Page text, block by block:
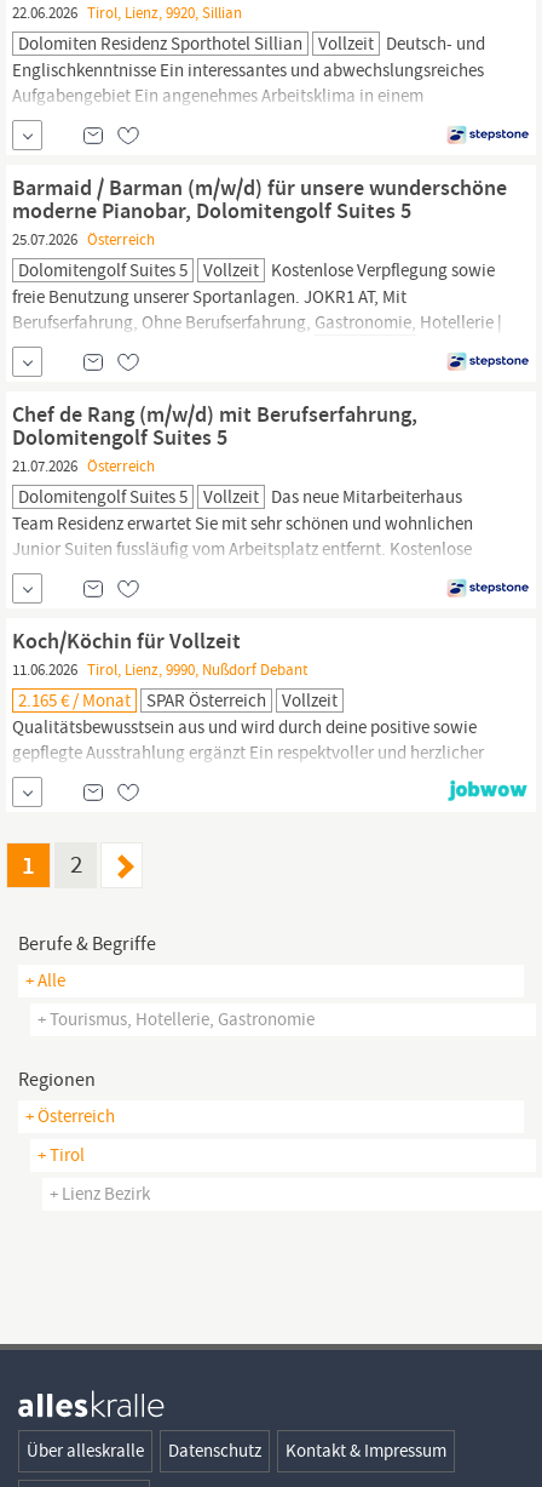
22.06.2026 Tirol, Lienz, 9920, Sillian
Dolomiten Residenz Sporthotel Sillian Vollzeit Deutsch- und
Englischkenntnisse Ein interessantes und abwechslungsreiches
Aufgabengebiet Ein angenehmes Arbeitsklima in einem
sympathischen Team Die Möglichkeit, bisherige Kenntnisse und
Fähigkeiten einzusetzen und zu erweitern Bezahlung lt. KV
(Überzahlung möglich) Volle Verpflegung und Unterkunft JOKR1
AT, Mit Berufserfahrung, Ohne Berufserfahrung, Gastronomie,
Hotellerie |
Barmaid / Barman (m/w/d) für unsere wunderschöne
moderne Pianobar, Dolomitengolf Suites 5
25.07.2026 Österreich
Dolomitengolf Suites 5 Vollzeit Kostenlose Verpflegung sowie
freie Benutzung unserer Sportanlagen. JOKR1 AT, Mit
Berufserfahrung, Ohne Berufserfahrung, Gastronomie, Hotellerie |
Service- und Barpersonal, Hotel,
& Catering, Feste
Anstellung, Vollzeit
Chef de Rang (m/w/d) mit Berufserfahrung,
Dolomitengolf Suites 5
21.07.2026 Österreich
Dolomitengolf Suites 5 Vollzeit Das neue Mitarbeiterhaus
Team Residenz erwartet Sie mit sehr schönen und wohnlichen
Junior Suiten fussläufig vom Arbeitsplatz entfernt. Kostenlose
Verpflegung sowie freie Benutzung unserer Sportanlagen Wir
bieten die Möglichkeit, Ihren Urlaub flexibel in der Saison zu
planen. JOKR1 AT, Mit Leitungsfunktion, Mit Berufserfahrung,
Gastronomie,Hotellerie |
Koch/Köchin für Vollzeit
11.06.2026 Tirol, Lienz, 9990, Nußdorf Debant
2.165 € / Monat SPAR Österreich
Vollzeit
Qualitätsbewusstsein aus und wird durch deine positive sowie
gepflegte Ausstrahlung ergänzt Ein respektvoller und herzlicher
Umgang mit unseren Gästen, Mitarbeiter:innen und Kolleg:innen
fällt dir leicht und ist für dich selbstverständlich Unser Angebot
Gastronomie-Betriebe
1 2
Berufe & Begriffe
+ Alle
+ Tourismus, Hotellerie, Gastronomie
Regionen
+ Österreich
+ Tirol
+ Lienz Bezirk
Über alleskralle Datenschutz Kontakt & Impressum